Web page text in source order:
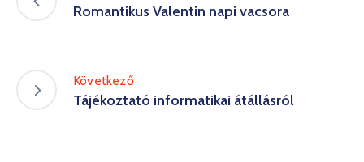
Romantikus Valentin napi vacsora
Következő
Tájékoztató informatikai átállásról